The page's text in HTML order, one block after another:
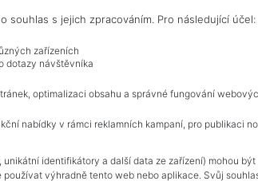
Zpracování cookies
souhlas s jejich zpracováním. Pro následující účel:
zařízeních
dotazy návštěvníka
optimalizaci obsahu a správné fungování
nabídky v rámci reklamních kampaní, pro publikaci
identifikátory a další data ze zařízení) mohou
výhradně tento web nebo aplikace. Svůj